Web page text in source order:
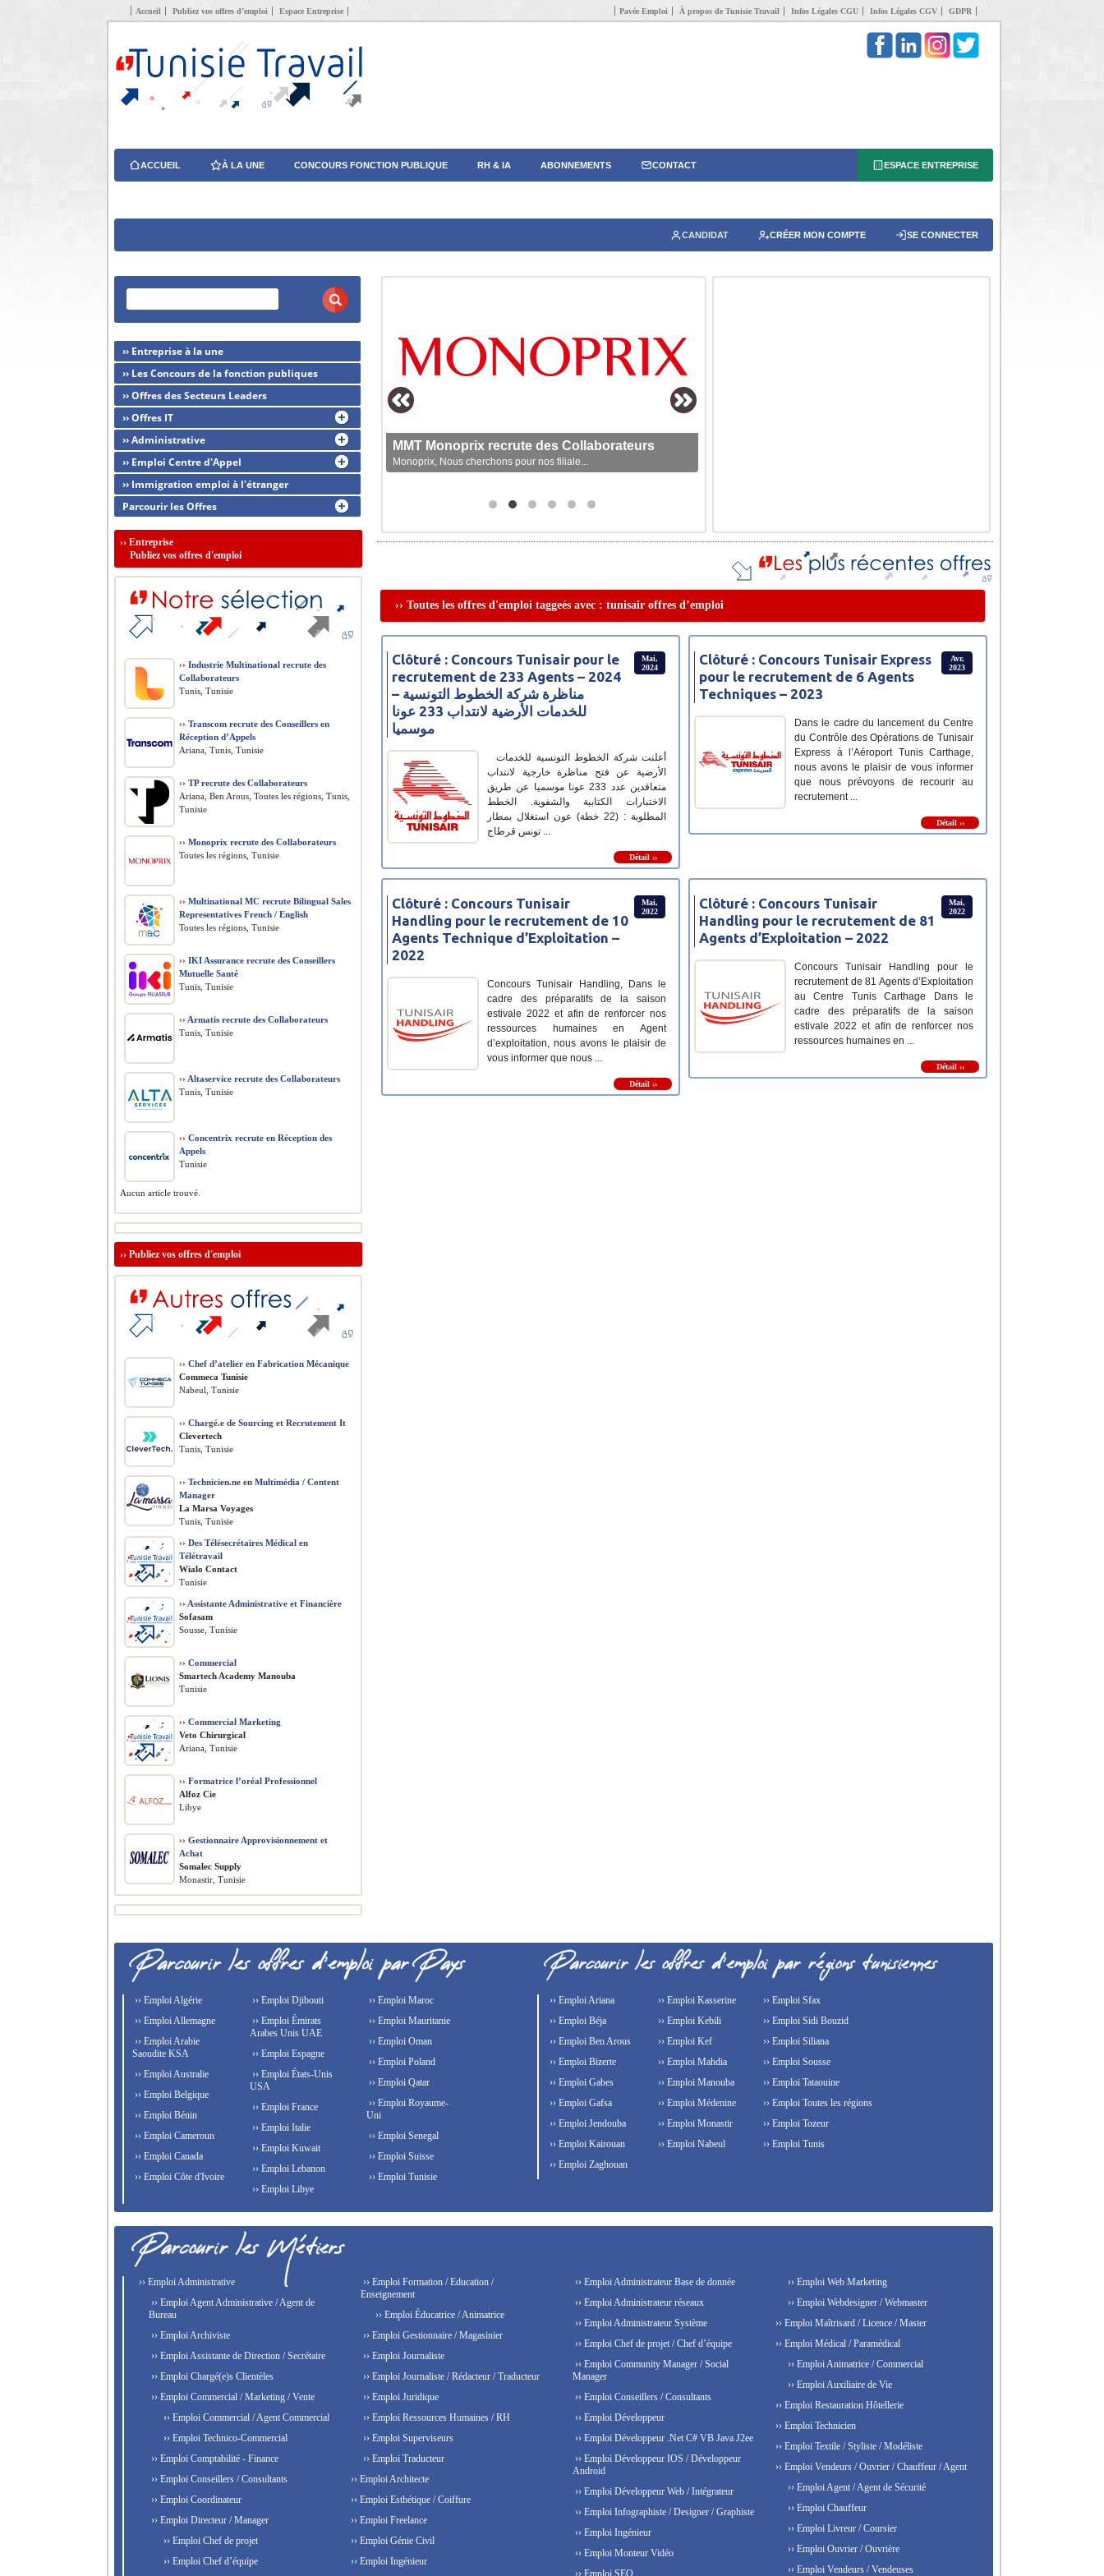
Accueil Publiez vos offres d’emploi Espace Entreprise Pavée Emploi À propos de Tunisie Travail Infos Légales CGU Infos Légales CGV GDPR
ACCUEIL À LA UNE CONCOURS FONCTION PUBLIQUE RH & IA ABONNEMENTS CONTACT ESPACE ENTREPRISE
CANDIDAT CRÉER MON COMPTE SE CONNECTER
MMT Monoprix recrute des Collaborateurs
Monoprix, Nous cherchons pour nos filiale...
›› Toutes les offres d'emploi taggeés avec : tunisair offres d’emploi
Mai,
2024
Clôturé : Concours Tunisair pour le
recrutement de 233 Agents – 2024
– مناظرة شركة الخطوط التونسية
للخدمات الأرضية لانتداب 233 عونا
موسميا
الأرضية عن فتح مناظرة خارجية لانتداب
متعاقدين عدد 233 عونا موسميا عن طريق
الاختبارات الكتابية والشفوية. الخطط
المطلوبة : (22 خطة) عون استغلال بمطار
تونس قرطاج ...
Détail ››
Avr,
2023
Clôturé : Concours Tunisair Express
pour le recrutement de 6 Agents
Techniques – 2023
Dans le cadre du lancement du Centre
du Contrôle des Opérations de Tunisair
Express à l’Aéroport Tunis Carthage,
nous avons le plaisir de vous informer
que nous prévoyons de recourir au
recrutement ...
Détail ››
Mai,
2022
Clôturé : Concours Tunisair
Handling pour le recrutement de 10
Agents Technique d’Exploitation –
2022
Concours Tunisair Handling, Dans le
cadre des préparatifs de la saison
estivale 2022 et afin de renforcer nos
ressources humaines en Agent
d’exploitation, nous avons le plaisir de
vous informer que nous ...
Détail ››
Mai,
2022
Clôturé : Concours Tunisair
Handling pour le recrutement de 81
Agents d’Exploitation – 2022
Concours Tunisair Handling pour le
recrutement de 81 Agents d’Exploitation
au Centre Tunis Carthage Dans le
cadre des préparatifs de la saison
estivale 2022 et afin de renforcer nos
ressources humaines en ...
Détail ››
›› Entreprise à la une
›› Les Concours de la fonction publiques
›› Offres des Secteurs Leaders
›› Offres IT
›› Administrative
›› Emploi Centre d'Appel
›› Immigration emploi à l'étranger
Parcourir les Offres
›› Entreprise
Publiez vos offres d'emploi
›› Industrie Multinational recrute des
Collaborateurs
Tunis, Tunisie
›› Transcom recrute des Conseillers en
Réception d’Appels
Ariana, Tunis, Tunisie
›› TP recrute des Collaborateurs
Ariana, Ben Arous, Toutes les régions, Tunis,
Tunisie
›› Monoprix recrute des Collaborateurs
Toutes les régions, Tunisie
›› Multinational MC recrute Bilingual Sales
Representatives French / English
Toutes les régions, Tunisie
›› IKI Assurance recrute des Conseillers
Mutuelle Santé
Tunis, Tunisie
›› Armatis recrute des Collaborateurs
Tunis, Tunisie
›› Altaservice recrute des Collaborateurs
Tunis, Tunisie
›› Concentrix recrute en Réception des
Appels
Tunisie
Aucun article trouvé.
›› Publiez vos offres d'emploi
›› Chef d’atelier en Fabrication Mécanique
Commeca Tunisie
Nabeul, Tunisie
›› Chargé.e de Sourcing et Recrutement It
Clevertech
Tunis, Tunisie
›› Technicien.ne en Multimédia / Content
Manager
La Marsa Voyages
Tunis, Tunisie
›› Des Télésecrétaires Médical en
Télétravail
Wialo Contact
Tunisie
›› Assistante Administrative et Financière
Sofasam
Sousse, Tunisie
›› Commercial
Smartech Academy Manouba
Tunisie
›› Commercial Marketing
Veto Chirurgical
Ariana, Tunisie
›› Formatrice l’oréal Professionnel
Alfoz Cie
Libye
›› Gestionnaire Approvisionnement et
Achat
Somalec Supply
Monastir, Tunisie
›› Emploi Algérie
›› Emploi Allemagne
›› Emploi Arabie
Saoudite KSA
›› Emploi Australie
›› Emploi Belgique
›› Emploi Bénin
›› Emploi Cameroun
›› Emploi Canada
›› Emploi Côte d'Ivoire
›› Emploi Djibouti
›› Emploi Émirats
Arabes Unis UAE
›› Emploi Espagne
›› Emploi États-Unis
USA
›› Emploi France
›› Emploi Italie
›› Emploi Kuwait
›› Emploi Lebanon
›› Emploi Libye
›› Emploi Maroc
›› Emploi Mauritanie
›› Emploi Oman
›› Emploi Poland
›› Emploi Qatar
›› Emploi Royaume-
Uni
›› Emploi Senegal
›› Emploi Suisse
›› Emploi Tunisie
›› Emploi Ariana
›› Emploi Béja
›› Emploi Ben Arous
›› Emploi Bizerte
›› Emploi Gabes
›› Emploi Gafsa
›› Emploi Jendouba
›› Emploi Kairouan
›› Emploi Kasserine
›› Emploi Kebili
›› Emploi Kef
›› Emploi Mahdia
›› Emploi Manouba
›› Emploi Médenine
›› Emploi Monastir
›› Emploi Nabeul
›› Emploi Sfax
›› Emploi Sidi Bouzid
›› Emploi Siliana
›› Emploi Sousse
›› Emploi Tataouine
›› Emploi Toutes les régions
›› Emploi Tozeur
›› Emploi Tunis
›› Emploi Zaghouan
›› Emploi Administrative
›› Emploi Agent Administrative / Agent de
Bureau
›› Emploi Archiviste
›› Emploi Assistante de Direction / Secrétaire
›› Emploi Chargé(e)s Clientèles
›› Emploi Commercial / Marketing / Vente
›› Emploi Commercial / Agent Commercial
›› Emploi Technico-Commercial
›› Emploi Comptabilité - Finance
›› Emploi Conseillers / Consultants
›› Emploi Coordinateur
›› Emploi Directeur / Manager
›› Emploi Chef de projet
›› Emploi Chef d’équipe
›› Emploi Formation / Education /
Enseignement
›› Emploi Éducatrice / Animatrice
›› Emploi Gestionnaire / Magasinier
›› Emploi Journaliste
›› Emploi Journaliste / Rédacteur / Traducteur
›› Emploi Juridique
›› Emploi Ressources Humaines / RH
›› Emploi Superviseurs
›› Emploi Traducteur
›› Emploi Architecte
›› Emploi Esthétique / Coiffure
›› Emploi Freelance
›› Emploi Génie Civil
›› Emploi Ingénieur
›› Emploi Administrateur Base de donnée
›› Emploi Administrateur réseaux
›› Emploi Administrateur Système
›› Emploi Chef de projet / Chef d’équipe
›› Emploi Community Manager / Social
Manager
›› Emploi Conseillers / Consultants
›› Emploi Développeur
›› Emploi Développeur .Net C# VB Java J2ee
›› Emploi Développeur IOS / Développeur
Android
›› Emploi Développeur Web / Intégrateur
›› Emploi Infographiste / Designer / Graphiste
›› Emploi Ingénieur
›› Emploi Monteur Vidéo
›› Emploi SEO
›› Emploi Web Marketing
›› Emploi Webdesigner / Webmaster
›› Emploi Maîtrisard / Licence / Master
›› Emploi Médical / Paramédical
›› Emploi Animatrice / Commercial
›› Emploi Auxiliaire de Vie
›› Emploi Restauration Hôtellerie
›› Emploi Technicien
›› Emploi Textile / Styliste / Modéliste
›› Emploi Vendeurs / Ouvrier / Chauffeur / Agent
›› Emploi Agent / Agent de Sécurité
›› Emploi Chauffeur
›› Emploi Livreur / Coursier
›› Emploi Ouvrier / Ouvrière
›› Emploi Vendeurs / Vendeuses